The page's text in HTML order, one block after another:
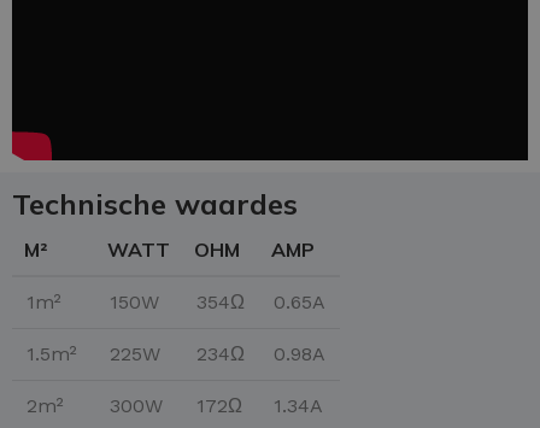
Technische waardes
M² WATT OHM AMP
1m² 150W 354Ω 0.65A
1.5m² 225W 234Ω 0.98A
2m² 300W 172Ω 1.34A